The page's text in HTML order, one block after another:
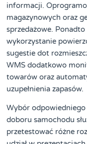
informacji.
magazynowych oraz
sprzedażowe.
wykorzystanie
sugestie dot
WMS dodatkowo
towarów oraz
uzupełnienia zapasów.
Wybór
doboru samochodu
przetestować różne